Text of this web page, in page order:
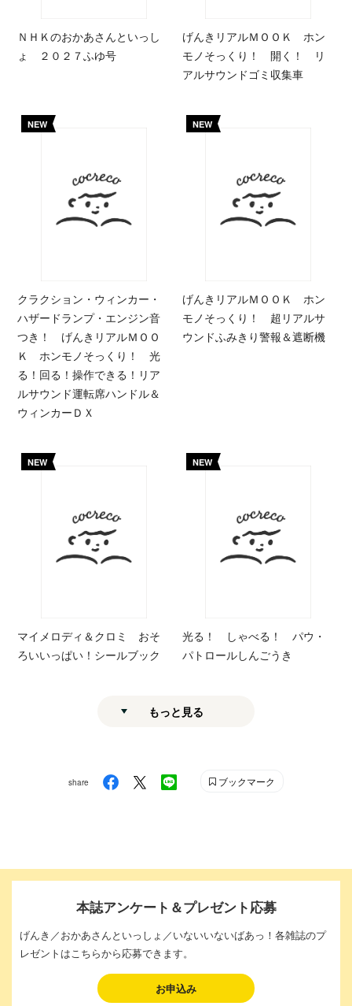
ＮＨＫのおかあさんといっし
ょ ２０２７ふゆ号
げんきリアルＭＯＯＫ ホン
モノそっくり！ 開く！ リ
アルサウンドゴミ収集車
NEW
クラクション・ウィンカー・
ハザードランプ・エンジン音
つき！ げんきリアルＭＯＯ
Ｋ ホンモノそっくり！ 光
る！回る！操作できる！リア
ルサウンド運転席ハンドル＆
ウィンカーＤＸ
NEW
げんきリアルＭＯＯＫ ホン
モノそっくり！ 超リアルサ
ウンドふみきり警報＆遮断機
NEW
マイメロディ＆クロミ おそ
ろいいっぱい！シールブック
NEW
光る！ しゃべる！ パウ・
パトロールしんごうき
もっと見る
share ブックマーク
本誌アンケート＆プレゼント応募
げんき／おかあさんといっしょ／いないいないばあっ！各雑誌のプ
レゼントはこちらから応募できます。
お申込み